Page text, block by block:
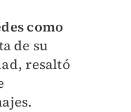
como
de su
resaltó